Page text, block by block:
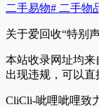
二手易物# 二手物
关于爱回收“特别
本站收录网址均
出现违规，可以直
CliCli-呲哩呲哩致